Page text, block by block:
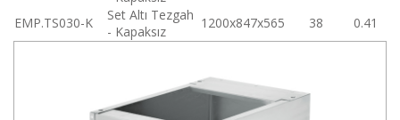
EMP.TS030-K
Set Altı Tezgah
- Kapaksız
1200x847x565 38 0.41